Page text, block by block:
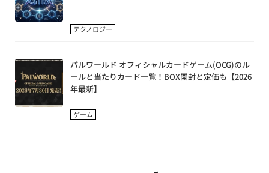
テクノロジー
パルワールド オフィシャルカードゲーム(OCG)のル
ールと当たりカード一覧！BOX開封と定価も【2026
年最新】
ゲーム